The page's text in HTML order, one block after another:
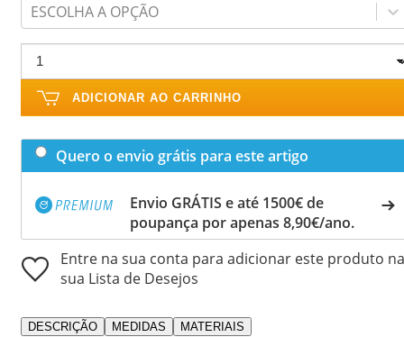
ESCOLHA A OPÇÃO
ADICIONAR AO CARRINHO
Quero o envio grátis para este artigo
Envio GRÁTIS e até 1500€ de
poupança por apenas 8,90€/ano.
Entre na sua conta para adicionar este produto na
sua Lista de Desejos
DESCRIÇÃO MEDIDAS MATERIAIS